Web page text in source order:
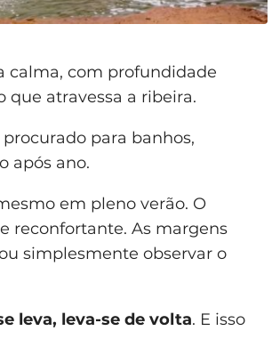
calma, com profundidade
atravessa a ribeira.
para banhos,
após ano.
em pleno verão. O
reconfortante. As margens
simplesmente observar o
leva, leva-se de volta. E isso